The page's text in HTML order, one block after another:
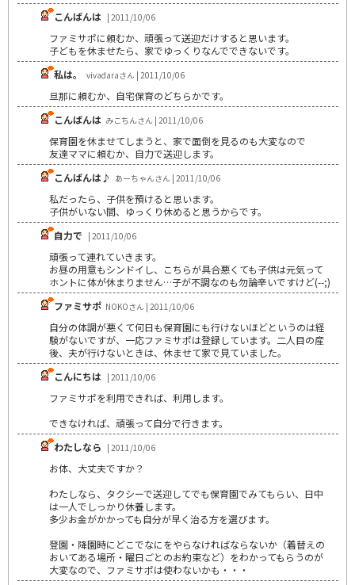
こんばんは | 2011/10/06
ファミサポに頼むか、頑張って送迎だけすると思います。
子どもを休ませたら、家でゆっくりなんでできないです。
私は。
vivadaraさん | 2011/10/06
旦那に頼むか、自宅保育のどちらかです。
こんばんは みこちんさん | 2011/10/06
保育園を休ませてしまうと、家で面倒を見るのも大変なので
友達ママに頼むか、自力で送迎します。
こんばんは♪ あーちゃんさん | 2011/10/06
私だったら、子供を預けると思います。
子供がいない間、ゆっくり休めると思うからです。
自力で | 2011/10/06
頑張って連れていきます。
お昼の用意もシンドイし、こちらが具合悪くても子供は元気って
ホントに体が休まりません…子が不調なのも勿論辛いですけど(--;)
ファミサポ NOKOさん | 2011/10/06
自分の体調が悪くて何日も保育園にも行けないほどというのは経
験がないですが、一応ファミサポは登録しています。二人目の産
後、夫が行けないときは、休ませて家で見ていました。
こんにちは | 2011/10/06
ファミサポを利用できれば、利用します。
できなければ、頑張って自分で行きます。
わたしなら | 2011/10/06
お体、大丈夫ですか？
わたしなら、タクシーで送迎してでも保育園でみてもらい、日中
は一人でしっかり休養します。
多少お金がかかっても自分が早く治る方を選びます。
登園・降園時にどこでなにをやらなければならないか（着替えの
おいてある場所・曜日ごとのお約束など）をわかってもらうのが
大変なので、ファミサポは使わないかも・・・